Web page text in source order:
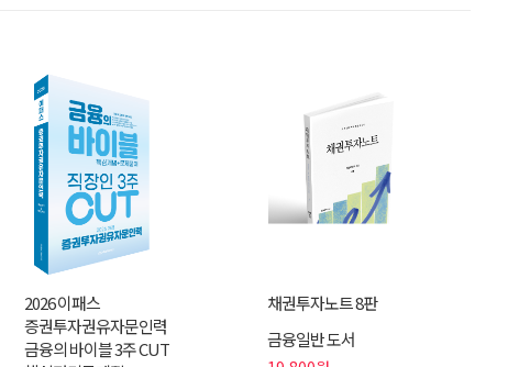
2026 이패스
증권투자권유자문인력
금융의 바이블 3주 CUT
채권투자노트 8판
금융일반 도서